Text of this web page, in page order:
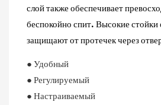
слой также обеспечивает
беспокойно спит. Высокие
защищают от протечек через
● Удобный
● Регулируемый
● Настраиваемый